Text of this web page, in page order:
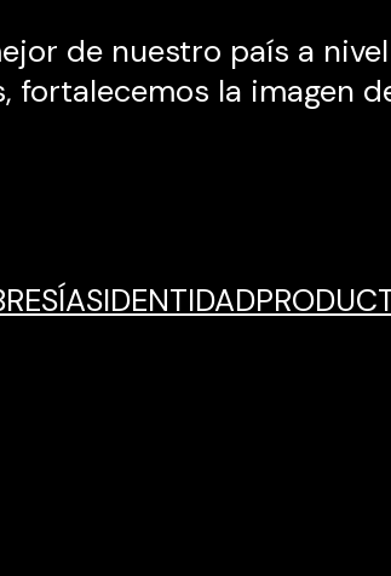
de nuestro país a
la imagen
IDENTIDAD